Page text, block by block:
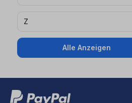
Z
Alle Anzeigen